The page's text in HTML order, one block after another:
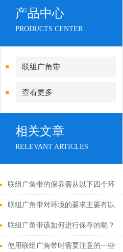
产品中心
PRODUCTS CENTER
联组广角带
查看更多
相关文章
RELEVANT ARTICLES
联组广角带的保养需从以下四个环
节入手
联组广角带对环境的要求主要有以
下几个方面
联组广角带该如何进行保存的呢？
使用联组广角带时需要注意的一些